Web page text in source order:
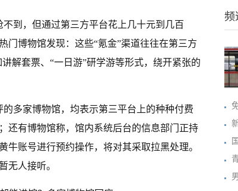
到，但通过第三方平台花上几十元到几百
门博物馆发现：这些“氪金”渠道往往在第三方
解套票、“一日游”研学游等形式，绕开紧张的
多家博物馆，均表示第三平台上的种种付费
还有博物馆称，馆内系统后台的信息部门正持
账号进行预约操作，将对其采取拉黑处理。
无人接听。
频